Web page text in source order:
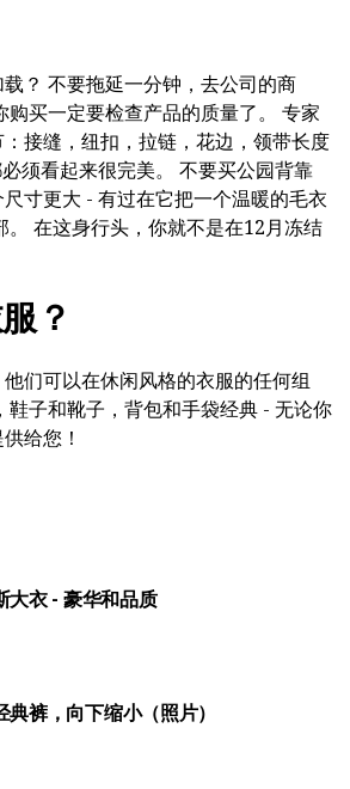
？ 不要拖延一分钟，去公司的商
购买一定要检查产品的质量了。 专家
接缝，纽扣，拉链，花边，领带长度
须看起来很完美。 不要买公园背靠
寸更大 - 有过在它把一个温暖的毛衣
。 在这身行头，你就不是在12月冻结
？
们可以在休闲风格的衣服的任何组
鞋子和靴子，背包和手袋经典 - 无论你
给您！
大衣 - 豪华和品质
典裤，向下缩小（照片）